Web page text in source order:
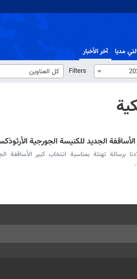
مدیا
آخر الأخبار
Filters كل العناوين
الجديد للكنيسة الجورجية
برسالة تهنئة بمناسبة انتخاب كبير الأساقفة